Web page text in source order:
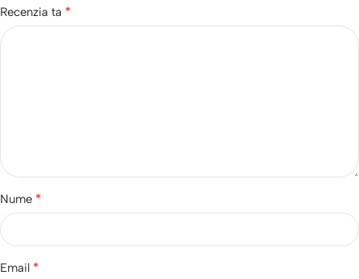
Recenzia ta *
Nume *
Email *